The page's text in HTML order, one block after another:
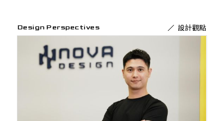
Design Perspectives 設計觀點